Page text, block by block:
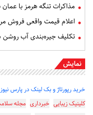
مذاکرات تنگه هرمز با
اعلام قیمت واقعی فروش
تکلیف جیره‌بندی آب
نمایش
خرید رپورتاژ و بک لینک در پارس نیوز
کلینیک زیبایی خبرداری مجله